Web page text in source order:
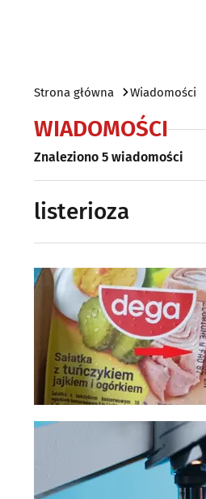
Strona główna Wiadomości
WIADOMOŚCI
Znaleziono 5 wiadomości
listerioza